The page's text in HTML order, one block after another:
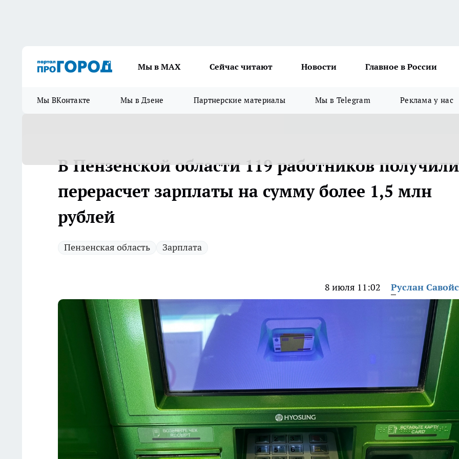
Мы в МАХ Сейчас читают Новости Главное в России
Мы ВКонтакте Мы в Дзене Партнерские материалы Мы в Telegram Реклама у нас
В Пензенской области 119 работников получили
перерасчет зарплаты на сумму более 1,5 млн
рублей
Пензенская область Зарплата
8 июля 11:02 Руслан